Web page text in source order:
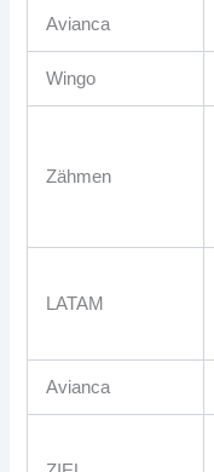
Avianca
Wingo
Zähmen
LATAM
Avianca